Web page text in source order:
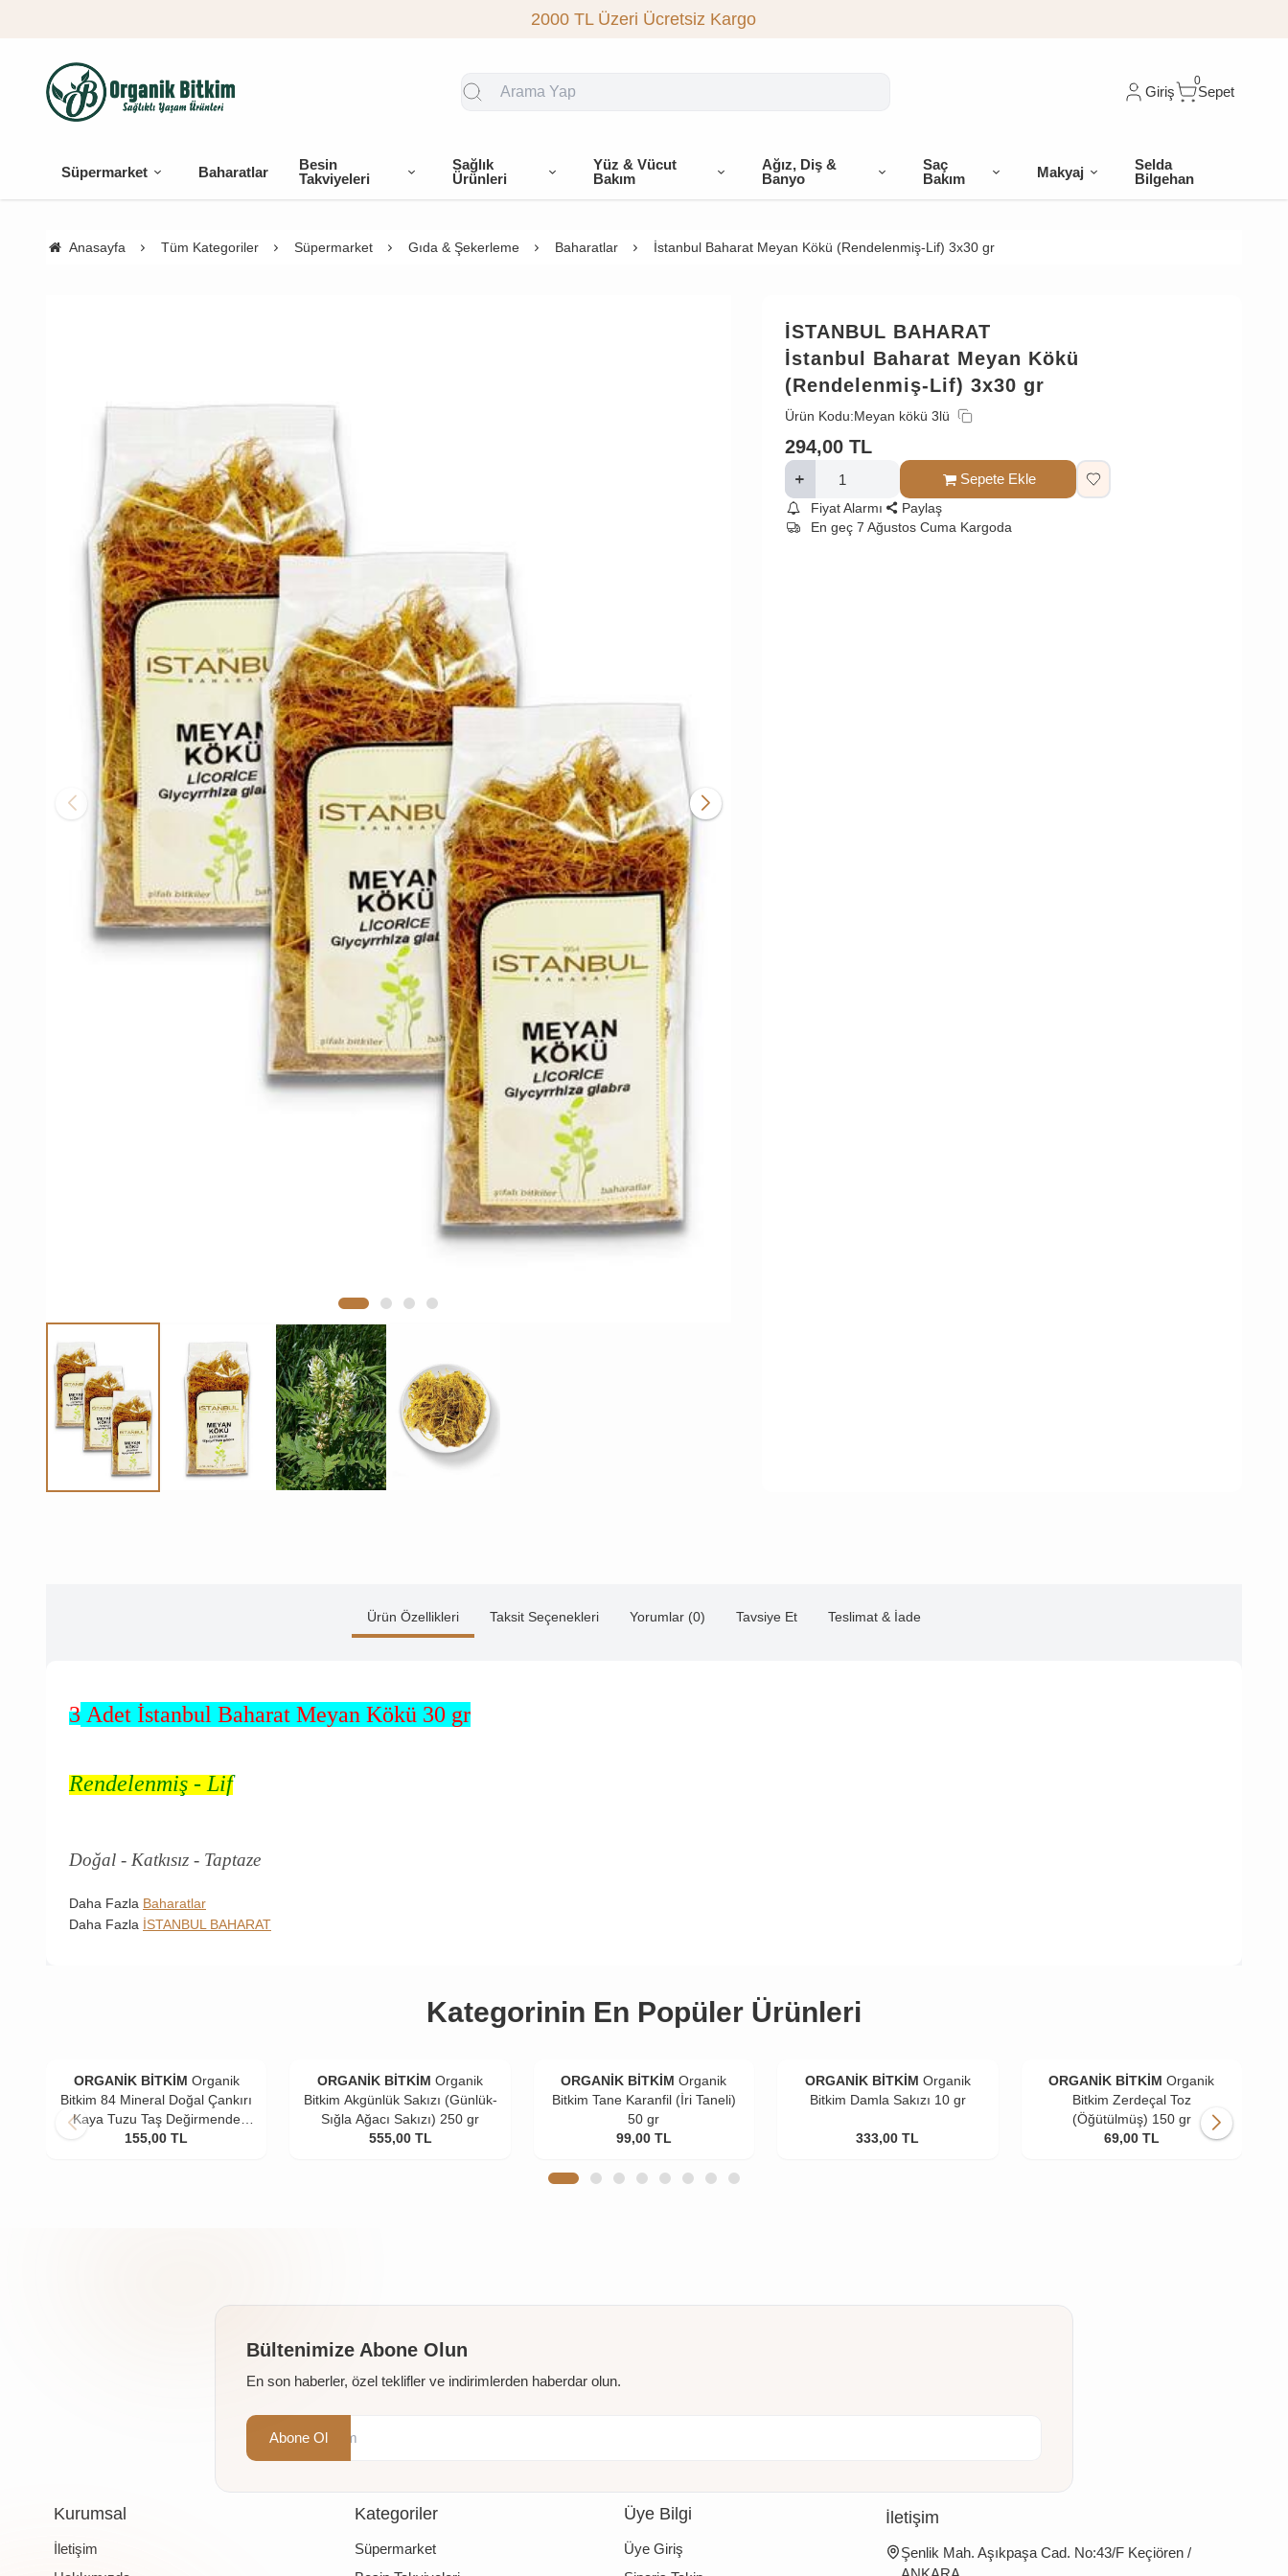
2000 TL Üzeri Ücretsiz Kargo
Giriş
0
Sepet
Süpermarket Baharatlar
Besin
Takviyeleri
Sağlık
Ürünleri
Yüz & Vücut
Bakım
Ağız, Diş &
Banyo
Saç
Bakım
Makyaj
Selda
Bilgehan
Anasayfa Tüm Kategoriler Süpermarket Gıda & Şekerleme Baharatlar İstanbul Baharat Meyan Kökü (Rendelenmiş-Lif) 3x30 gr
İSTANBUL BAHARAT
İstanbul Baharat Meyan Kökü
(Rendelenmiş-Lif) 3x30 gr
Ürün Kodu:Meyan kökü 3lü
294,00 TL
Sepete Ekle
Fiyat Alarmı
Paylaş
En geç 7 Ağustos Cuma Kargoda
Ürün Özellikleri Taksit Seçenekleri Yorumlar (0) Tavsiye Et Teslimat & İade
3 Adet İstanbul Baharat Meyan Kökü 30 gr
Rendelenmiş - Lif
Doğal - Katkısız - Taptaze
Daha Fazla Baharatlar
Daha Fazla İSTANBUL BAHARAT
Kategorinin En Popüler Ürünleri
ORGANİK BİTKİM Organik
Bitkim 84 Mineral Doğal Çankırı
Kaya Tuzu Taş Değirmende
Öğütülmüş 4 x 500 gr
155,00 TL
ORGANİK BİTKİM Organik
Bitkim Akgünlük Sakızı (Günlük-
Sığla Ağacı Sakızı) 250 gr
555,00 TL
ORGANİK BİTKİM Organik
Bitkim Tane Karanfil (İri Taneli)
50 gr
99,00 TL
ORGANİK BİTKİM Organik
Bitkim Damla Sakızı 10 gr
333,00 TL
ORGANİK BİTKİM Organik
Bitkim Zerdeçal Toz
(Öğütülmüş) 150 gr
69,00 TL
Bültenimize Abone Olun
En son haberler, özel teklifler ve indirimlerden haberdar olun.
Abone Ol
Kurumsal
İletişim
Kategoriler
Süpermarket
Üye Bilgi
Üye Giriş
İletişim
Şenlik Mah. Aşıkpaşa Cad. No:43/F Keçiören /